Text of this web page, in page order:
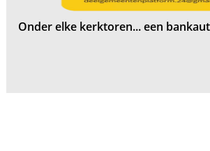
Onder elke kerktoren... een